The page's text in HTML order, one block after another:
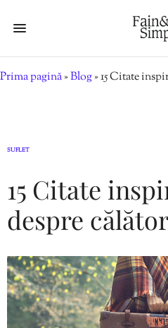
Prima pagină»Blog»15 Citate
SUFLET
15 Citate
despre